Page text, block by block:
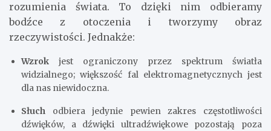
rozumienia świata. To dzięki nim odbieramy
bodźce z otoczenia i tworzymy obraz
rzeczywistości. Jednakże:
Wzrok jest ograniczony przez spektrum światła
widzialnego; większość fal elektromagnetycznych jest
dla nas niewidoczna.
Słuch odbiera jedynie pewien zakres częstotliwości
dźwięków, a dźwięki ultradźwiękowe pozostają poza